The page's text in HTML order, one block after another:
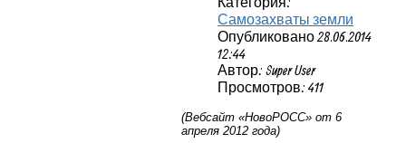
Самозахваты земли
Опубликовано 28.06.2014
12:44
Автор: Super User
Просмотров: 411
(Вебсайт «НовоРОСС» от 6
апреля 2012 года)